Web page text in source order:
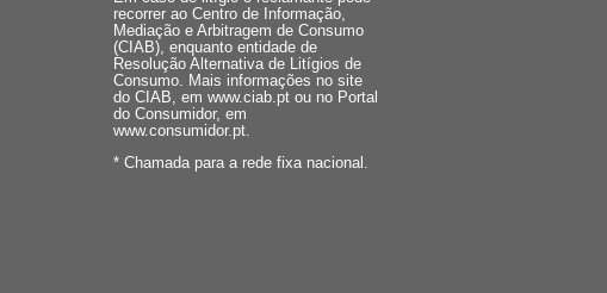
recorrer ao Centro de Informação,
Mediação e Arbitragem de Consumo
(CIAB), enquanto entidade de
Resolução Alternativa de Litígios de
Consumo. Mais informações no site
do CIAB, em www.ciab.pt ou no Portal
do Consumidor, em
www.consumidor.pt.
* Chamada para a rede fixa nacional.